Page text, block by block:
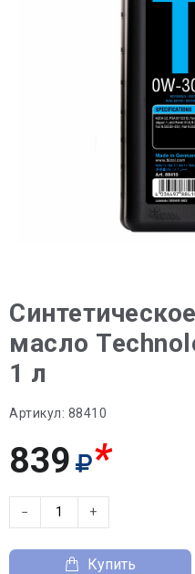
масло
1 л
Артикул: 88410
839 *
− +
Купить